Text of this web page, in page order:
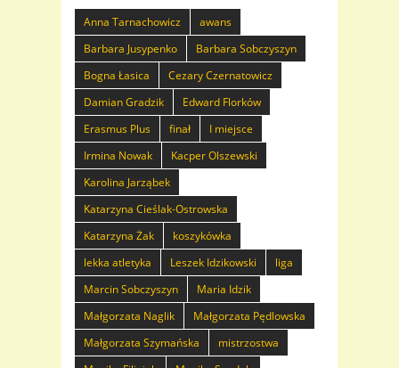
Anna Tarnachowicz
awans
Barbara Jusypenko
Barbara Sobczyszyn
Bogna Łasica
Cezary Czernatowicz
Damian Gradzik
Edward Florków
Erasmus Plus
finał
I miejsce
Irmina Nowak
Kacper Olszewski
Karolina Jarząbek
Katarzyna Cieślak-Ostrowska
Katarzyna Żak
koszykówka
lekka atletyka
Leszek Idzikowski
liga
Marcin Sobczyszyn
Maria Idzik
Małgorzata Naglik
Małgorzata Pędlowska
Małgorzata Szymańska
mistrzostwa